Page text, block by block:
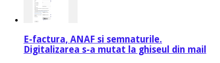
E-factura, ANAF si semnaturile.
Digitalizarea s-a mutat la ghiseul din mail